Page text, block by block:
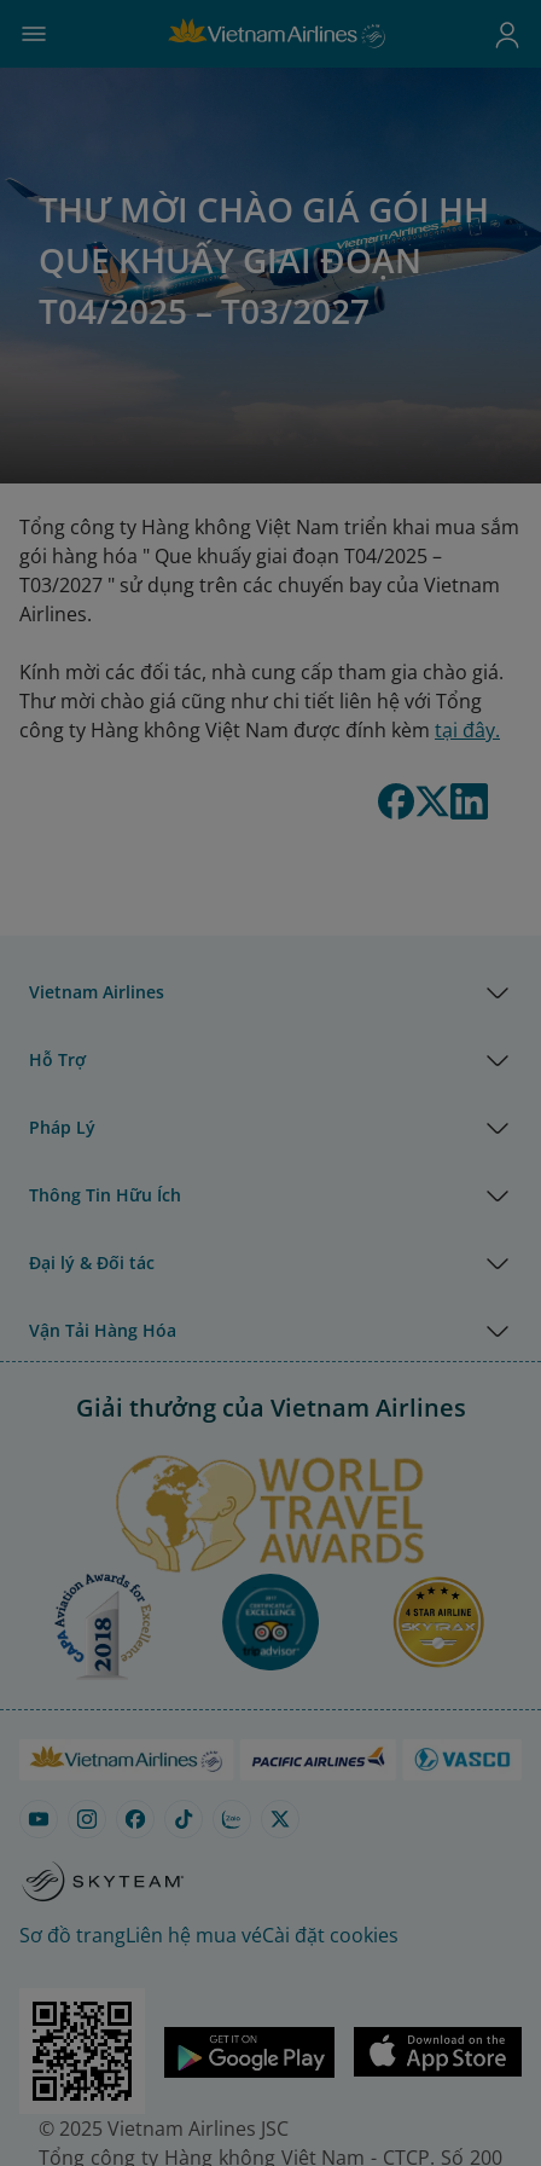
THƯ MỜI CHÀO GIÁ GÓI HH
QUE KHUẤY GIAI ĐOẠN
T04/2025 – T03/2027
Tổng công ty Hàng không Việt Nam triển khai mua sắm
gói hàng hóa " Que khuấy giai đoạn T04/2025 –
T03/2027 " sử dụng trên các chuyến bay của Vietnam
Airlines.
Kính mời các đối tác, nhà cung cấp tham gia chào giá.
Thư mời chào giá cũng như chi tiết liên hệ với Tổng
công ty Hàng không Việt Nam được đính kèm tại đây.
Vietnam Airlines
Hỗ Trợ
Pháp Lý
Thông Tin Hữu Ích
Đại lý & Đối tác
Vận Tải Hàng Hóa
Giải thưởng của Vietnam Airlines
Sơ đồ trangLiên hệ mua véCài đặt cookies
© 2025 Vietnam Airlines JSC
Tổng công ty Hàng không Việt Nam - CTCP. Số 200